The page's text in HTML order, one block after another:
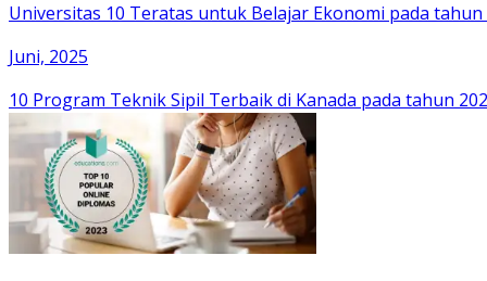
Universitas 10 Teratas untuk Belajar Ekonomi pada tahun
Juni, 2025
10 Program Teknik Sipil Terbaik di Kanada pada tahun